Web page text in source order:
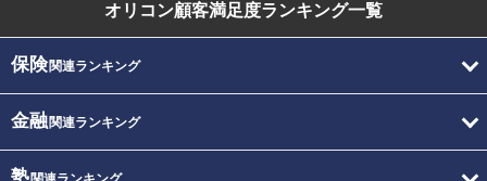
オリコン顧客満足度ランキング一覧
保険関連ランキング
金融関連ランキング